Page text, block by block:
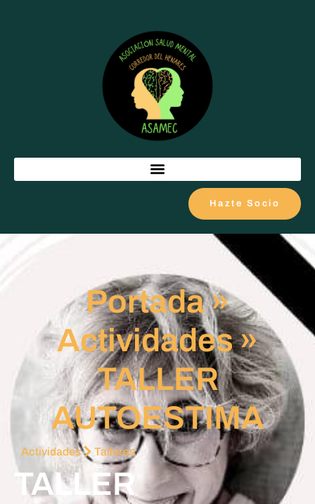
Hazte Socio
Portada»
Actividades»
TALLER
AUTOESTIMA
Actividades Talleres
TALLER